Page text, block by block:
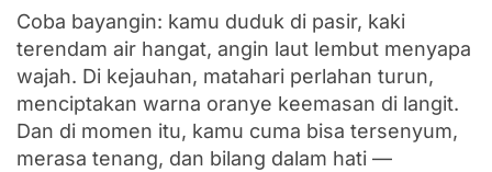
Coba bayangin: kamu duduk di pasir, kaki
terendam air hangat, angin laut lembut menyapa
wajah. Di kejauhan, matahari perlahan turun,
menciptakan warna oranye keemasan di langit.
Dan di momen itu, kamu cuma bisa tersenyum,
merasa tenang, dan bilang dalam hati —